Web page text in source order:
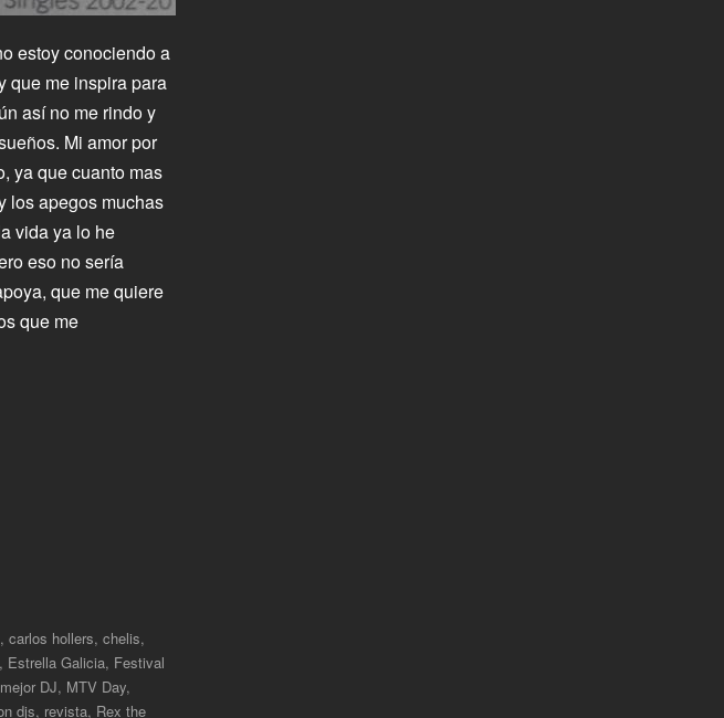
estoy conociendo a
que me inspira para
así no me rindo y
Mi amor por
ya que cuanto mas
los apegos muchas
vida ya lo he
eso no sería
que me quiere
que me
,carlos hollers,chelis,
, Estrella Galicia, Festival
mejor DJ, MTV Day,
djs, revista, Rex the